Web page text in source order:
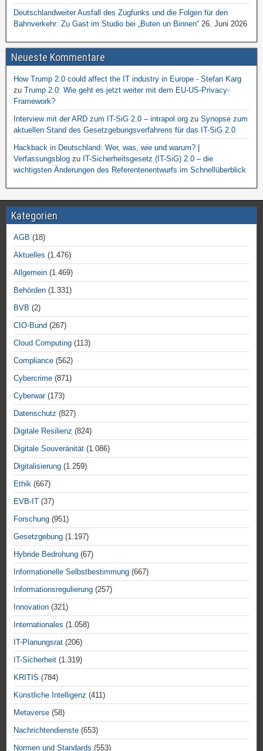
Deutschlandweiter Ausfall des Zugfunks und die Folgen für den
Bahnverkehr: Zu Gast im Studio bei „Buten un Binnen“ 26. Juni 2026
Neueste Kommentare
How Trump 2.0 could affect the IT industry in Europe - Stefan Karg
zu Trump 2.0: Wie geht es jetzt weiter mit dem EU-US-Privacy-
Framework?
Interview mit der ARD zum IT-SiG 2.0 – intrapol.org zu Synopse zum
aktuellen Stand des Gesetzgebungsverfahrens für das IT-SiG 2.0
Hackback in Deutschland: Wer, was, wie und warum? |
Verfassungsblog zu IT-Sicherheitsgesetz (IT-SiG) 2.0 – die
wichtigsten Änderungen des Referentenentwurfs im Schnellüberblick
Kategorien
AGB (18)
Aktuelles (1.476)
Allgemein (1.469)
Behörden (1.331)
BVB (2)
CIO-Bund (267)
Cloud Computing (113)
Compliance (562)
Cybercrime (871)
Cyberwar(173)
Datenschutz (827)
Digitale Resilienz (824)
Digitale Souveränität (1.086)
Digitalisierung (1.259)
Ethik (667)
EVB-IT (37)
Forschung (951)
Gesetzgebung (1.197)
Hybride Bedrohung (67)
Informationelle Selbstbestimmung (667)
Informationsregulierung (257)
Innovation (321)
Internationales (1.058)
IT-Planungsrat (206)
IT-Sicherheit (1.319)
KRITIS (784)
Künstliche Intelligenz (411)
Metaverse (58)
Nachrichtendienste (653)
Normen und Standards (553)